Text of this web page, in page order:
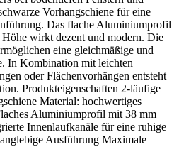
Vorhangschiene für eine
Das flache Aluminiumprofil
wirkt dezent und modern. Die
eine gleichmäßige und
In Kombination mit leichten
oder Flächenvorhängen entsteht
Produkteigenschaften 2-läufige
Material: hochwertiges
Aluminiumprofil mit 38 mm
Innenlaufkanäle für eine ruhige
Ausführung Maximale